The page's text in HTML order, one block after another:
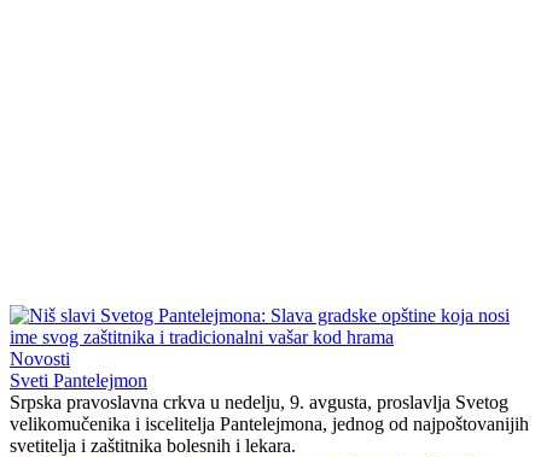
Novosti
Sveti Pantelejmon
Srpska pravoslavna crkva u nedelju, 9. avgusta, proslavlja Svetog
velikomučenika i iscelitelja Pantelejmona, jednog od najpoštovanijih
svetitelja i zaštitnika bolesnih i lekara.